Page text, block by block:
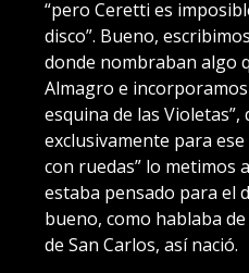
“pero Ceretti es
disco”. Bueno,
donde nombraban algo
Almagro e
esquina de las
exclusivamente para ese
con ruedas” lo metimos
estaba pensado para el
bueno, como hablaba
de San Carlos, así nació.